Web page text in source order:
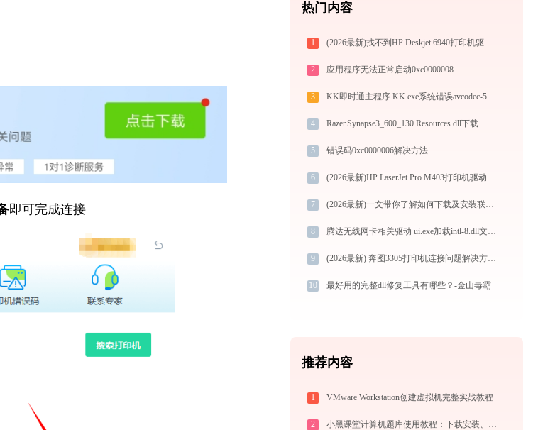
即可完成连接
热门内容
1 (2026最新)找不到HP Deskjet 6940打印机驱动？这篇全面下载安装指南帮到你
2 应用程序无法正常启动0xc0000008
3 KK即时通主程序 KK.exe系统错误avcodec-57.dll丢失如何解决
4 Razer.Synapse3_600_130.Resources.dll下载
5 错误码0xc0000006解决方法
6 (2026最新)HP LaserJet Pro M403打印机驱动下载安装全程指导，轻松解决打印问题
7 (2026最新)一文带你了解如何下载及安装联想M750打印机驱动
8 腾达无线网卡相关驱动 ui.exe加载intl-8.dll文件丢失处理办法
9 (2026最新) 奔图3305打印机连接问题解决方法 -金山毒霸
10 最好用的完整dll修复工具有哪些？-金山毒霸
推荐内容
1 VMware Workstation创建虚拟机完整实战教程
2 小黑课堂计算机题库使用教程：下载安装、模拟考试与高效刷题全攻略